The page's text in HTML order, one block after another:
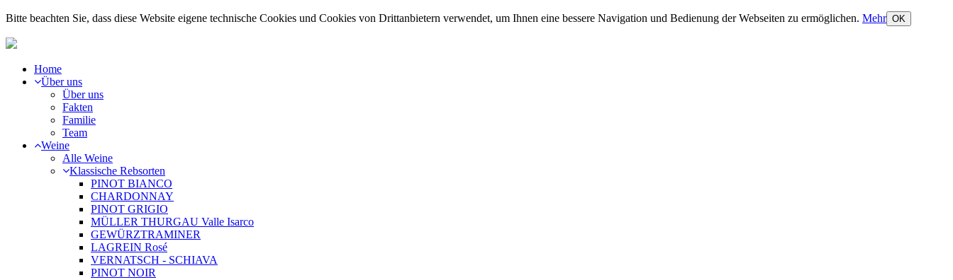
Bitte beachten Sie, dass diese Website eigene technische Cookies und Cookies von Drittanbietern verwendet, um Ihnen eine bessere Navigation und Bedienung der Webseiten zu ermöglichen. Mehr OK
Home
Über uns
Über uns
Fakten
Familie
Team
Weine
Alle Weine
Klassische Rebsorten
PINOT BIANCO
CHARDONNAY
PINOT GRIGIO
MÜLLER THURGAU Valle Isarco
GEWÜRZTRAMINER
LAGREIN Rosé
VERNATSCH - SCHIAVA
PINOT NOIR